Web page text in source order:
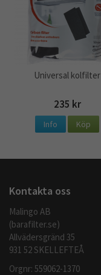
Universal kolfilter
235 kr
Info Köp
Kontakta oss
Malingo AB
(barafilter.se)
Allvädersgränd 35
931 52 SKELLEFTEÅ
Orgnr: 559062-1370